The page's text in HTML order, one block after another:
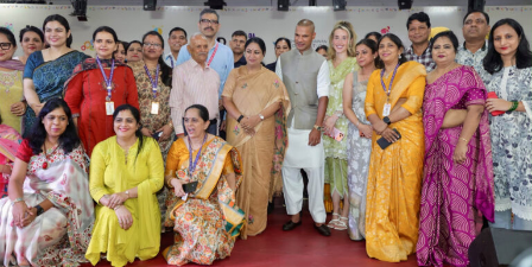
ان جائیدادوں کی تفصیلات پیش کریں گے۔
RELATED TOPICS:
ACTION WILL BE TAKEN AGAINST THE RESPONSIBLE ENGINEERS
WORKING THERE. THE HIGH COURT HAS DIRECTED ACTION
AGAINST THE EXECUTIVE ENGINEER
IN A SIGNIFICANT ORDER
JUNIOR ENGINEER AND ASSISTANT ENGINEER OF THE DELHI
MUNICIPAL CORPORATION AND OTHER CONCERNED
DEPARTMENTS.
THE DELHI HIGH COURT SAID THAT IF ILLEGAL CONSTRUCTIONS
OR ENCROACHMENTS ARE FOUND IN ANY PART OF DELHI